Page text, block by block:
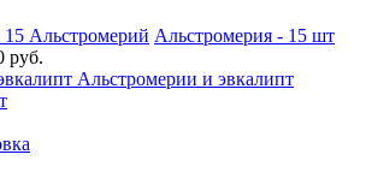
15 Альстромерий Альстромерия - 15 шт
руб.
Альстромерии и эвкалипт